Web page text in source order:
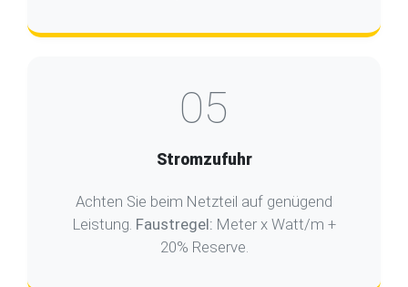
05
Stromzufuhr
Achten Sie beim Netzteil auf genügend
Leistung. Faustregel: Meter x Watt/m +
20% Reserve.